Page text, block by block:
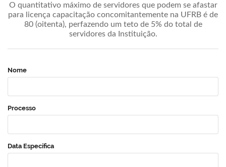
O quantitativo máximo de servidores que podem se afastar
para licença capacitação concomitantemente na UFRB é de
80 (oitenta), perfazendo um teto de 5% do total de
servidores da Instituição.
Nome
Processo
Data Específica